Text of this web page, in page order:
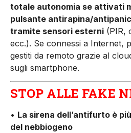
totale autonomia se attivati
pulsante antirapina/
tramite sensori esterni (PIR,
ecc.). Se connessi a Internet,
gestiti da remoto grazie al
sugli smartphone.
STOP ALLE FAKE
• La sirena dell’antifurto è
del nebbiogeno